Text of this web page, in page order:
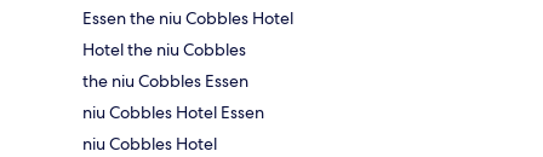
Essen the niu Cobbles Hotel
Hotel the niu Cobbles
the niu Cobbles Essen
niu Cobbles Hotel Essen
niu Cobbles Hotel